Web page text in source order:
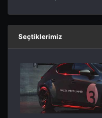
Seçtiklerimiz